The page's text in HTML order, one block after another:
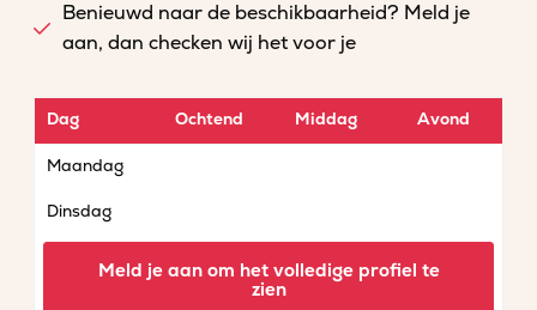
Benieuwd naar de beschikbaarheid? Meld je
aan, dan checken wij het voor je
Dag Ochtend Middag Avond
Maandag
Dinsdag
Meld je aan om het volledige profiel te
zien